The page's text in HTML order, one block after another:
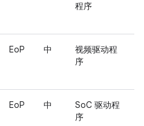
程序
EoP 中
视频驱动程
序
EoP 中
SoC 驱动程
序